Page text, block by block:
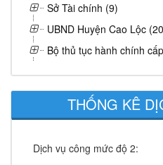
Sở Tài chính (9)
UBND Huyện Cao Lộc
Bộ thủ tục hành chính
THỐNG KÊ
Dịch vụ công mức độ 2: